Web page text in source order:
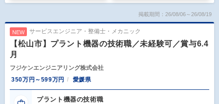
掲載期間：26/08/06～26/08/19
NEW サービスエンジニア・整備士・メカニック
【松山市】プラント機器の技術職／未経験可／賞与6.4
月
フジケンエンジニアリング株式会社
350万円～599万円
愛媛県
プラント機器の技術職